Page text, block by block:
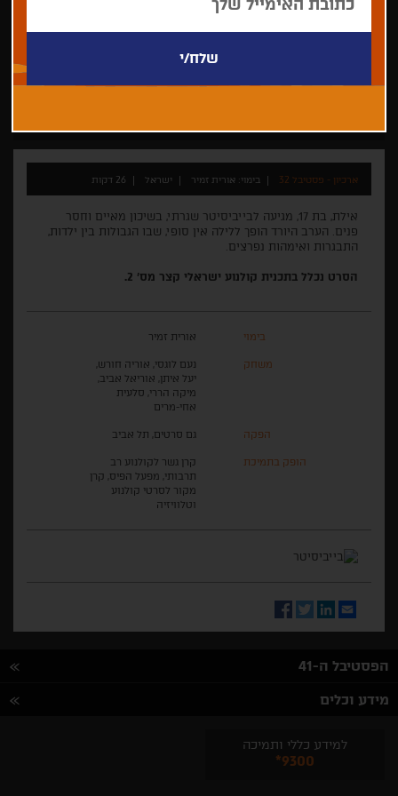
ארכיון - פסטיבל 32 בימוי: אורית זמיר ישראל 26 דקות
אילת, בת 17, מגיעה לבייביסיטר שגרתי, בשיכון מאיים וחסר
פנים. הערב היורד הופך ללילה אין סופי, שבו הגבולות בין ילדות,
התבגרות ואימהות נפרצים.
הסרט נכלל בתכנית קולנוע ישראלי קצר מס' 2.
בימוי אורית זמיר
משחק
נעם לוגסי, אוריה חורש,
יעל איתן, אוריאל אביב,
מיקה הררי, סלעית
אחי-מרים
הפקה גם סרטים, תל אביב
הופק בתמיכת
קרן גשר לקולנוע רב
תרבותי, מפעל הפיס, קרן
מקור לסרטי קולנוע
וטלוויזיה
Email
LinkedIn
Twitter
Facebook
הפסטיבל ה-41
מידע וכלים
למידע כללי ותמיכה
*9300